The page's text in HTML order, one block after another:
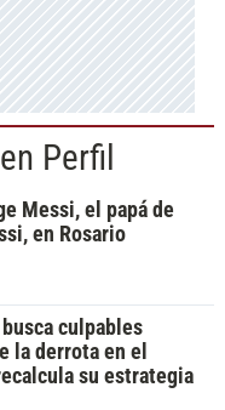
Perfil
Messi, el papá de
en Rosario
culpables
la derrota en el
su estrategia